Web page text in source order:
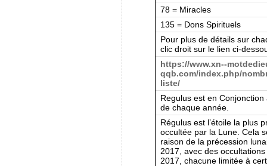
78 = Miracles
135 = Dons Spirituels
Pour plus de détails sur
clic droit sur le lien ci-
https://www.xn--
qqb.com/index.php/
liste/
Regulus est en
de chaque année.
Régulus est l’étoile la plus
occultée par la Lune. Cela
raison de la précession
2017, avec des
2017, chacune limitée à